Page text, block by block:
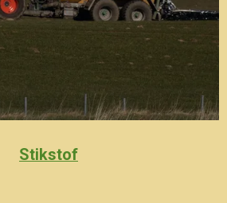
Stikstof